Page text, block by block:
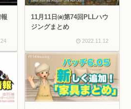
11月11日㈮第74回PLLハウ
ジングまとめ
2022.11.12